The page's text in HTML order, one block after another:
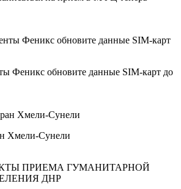
Феникс обновите данные SIM-карт до
Хмели-Сунели